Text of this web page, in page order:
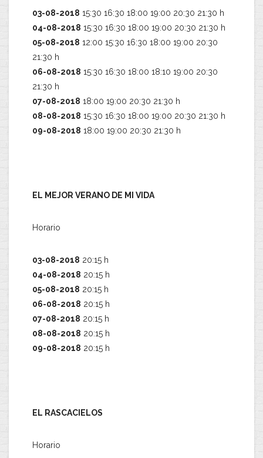
03-08-2018 15:30 16:30 18:00 19:00 20:30 21:30 h
04-08-2018 15:30 16:30 18:00 19:00 20:30 21:30 h
05-08-2018 12:00 15:30 16:30 18:00 19:00 20:30
21:30 h
06-08-2018 15:30 16:30 18:00 18:10 19:00 20:30
21:30 h
07-08-2018 18:00 19:00 20:30 21:30 h
08-08-2018 15:30 16:30 18:00 19:00 20:30 21:30 h
09-08-2018 18:00 19:00 20:30 21:30 h
EL MEJOR VERANO DE MI VIDA
Horario
03-08-2018 20:15 h
04-08-2018 20:15 h
05-08-2018 20:15 h
06-08-2018 20:15 h
07-08-2018 20:15 h
08-08-2018 20:15 h
09-08-2018 20:15 h
EL RASCACIELOS
Horario